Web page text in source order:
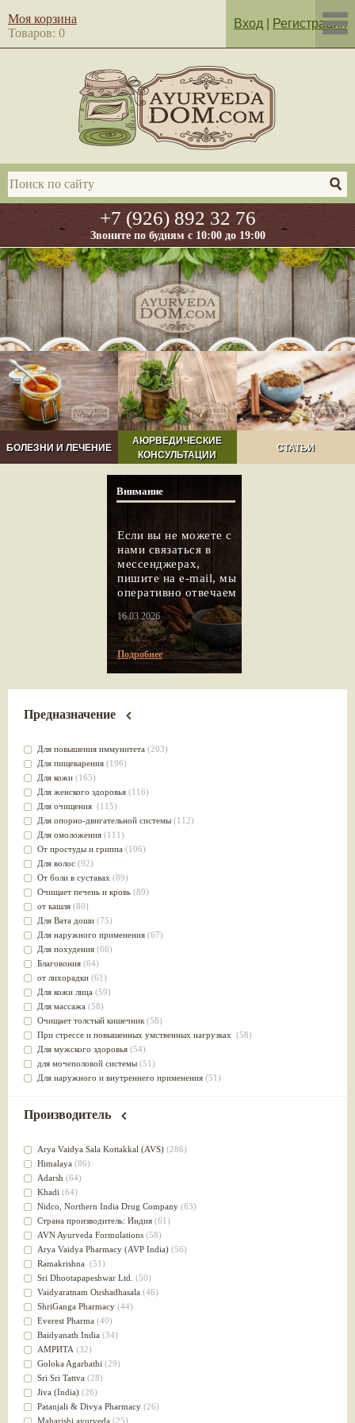
+7 (926) 892 32 76
Звоните по будням с 10:00 до 19:00
Моя корзина
Товаров: 0
Вход Регистрация
БОЛЕЗНИ И ЛЕЧЕНИЕ
АЮРВЕДИЧЕСКИЕ
КОНСУЛЬТАЦИИ
СТАТЬИ
Внимание
Если вы не можете с
нами связаться в
мессенджерах,
пишите на e-mail, мы
оперативно отвечаем
16.03.2026
Подробнее
Предназначение
Для повышения иммунитета (203)
Для пищеварения (196)
Для кожи (165)
Для женского здоровья (116)
Для очищения (115)
Для опорно-двигательной системы (112)
Для омоложения (111)
От простуды и гриппа (106)
Для волос (92)
От боли в суставах (89)
Очищает печень и кровь (89)
от кашля (80)
Для Вата доши (75)
Для наружного применения (67)
Для похудения (66)
Благовония (64)
от лихорадки (61)
Для кожи лица (59)
Для массажа (58)
Очищает толстый кишечник(58)
При стрессе и повышенных умственных нагрузках (58)
Для мужского здоровья (54)
для мочеполовой системы (51)
Для наружного и внутреннего применения (51)
Для стабилизации деятельности ЦНС
Лечит опухоли и отеки(46)
Для медитации
выводит токсины
Для здоровья печени
Для тела(39)
для очищения крови(38)
При диабете(38)
Антиоксидант(37)
Для Капха(Кафа) доши
От паразитов(37)
При расстройстве желудка (36)
Успокоительное(36)
Для глаз(34)
от геморроя(34)
Противовоспалительное
Для Питта доши(32)
Для сердца(32)
Для сосудов головного мозга
Для полости рта(32)
Дефицит железа(31)
Производитель
Arya Vaidya Sala Kottakkal (AVS) (286)
Himalaya (86)
Adarsh (64)
Khadi (64)
Nidсo, Northern India Drug Company (63)
Страна производитель: Индия (61)
AVN Ayurveda Formulations (58)
Arya Vaidya Pharmacy (AVP India) (56)
Ramakrishna (51)
Sri Dhootapapeshwar Ltd. (50)
Vaidyaratnam Oushadhasala (46)
ShriGanga Pharmacy (44)
Everest Pharma (40)
Baidyanath India (34)
АМРИТА (32)
Goloka Agarbathi (29)
Sri Sri Tattva (28)
Jiva (India) (26)
Patanjali & Divya Pharmacy (26)
Maharishi ayurveda (25)